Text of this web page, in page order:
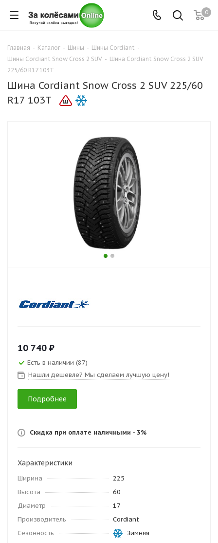
0
Главная - Каталог - Шины - Шины Cordiant -
Шины Cordiant Snow Cross 2 SUV - Шина Cordiant Snow Cross 2 SUV
225/60 R17 103T
Шина Cordiant Snow Cross 2 SUV 225/60
R17 103T
10 740 ₽
Есть в наличии (87)
Нашли дешевле? Мы сделаем лучшую цену!
Подробнее
Скидка при оплате наличными - 3%
Характеристики
Ширина
225
Высота
60
Диаметр
17
Производитель
Cordiant
Сезонность
Зимняя